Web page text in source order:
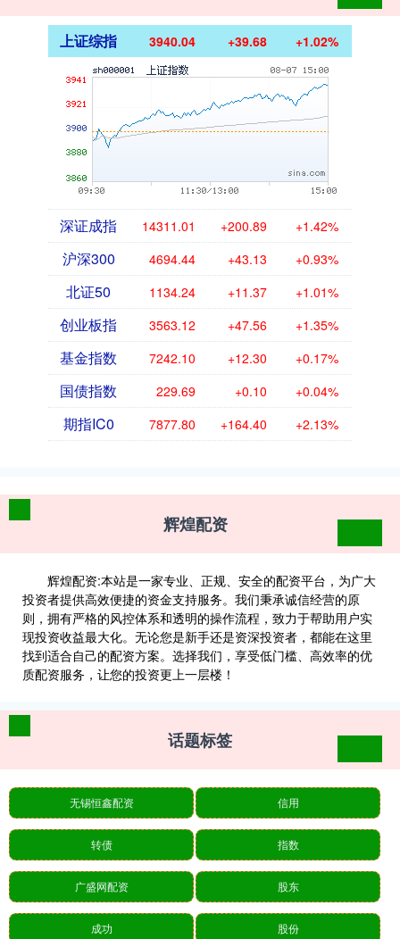
上证综指 3940.04 +39.68 +1.02%
深证成指 14311.01 +200.89 +1.42%
沪深300 4694.44 +43.13 +0.93%
北证50 1134.24 +11.37 +1.01%
创业板指 3563.12 +47.56 +1.35%
基金指数 7242.10 +12.30 +0.17%
国债指数 229.69 +0.10 +0.04%
期指IC0 7877.80 +164.40 +2.13%
辉煌配资
辉煌配资:本站是一家专业、正规、安全的配资平台，为广大
投资者提供高效便捷的资金支持服务。我们秉承诚信经营的原
则，拥有严格的风控体系和透明的操作流程，致力于帮助用户实
现投资收益最大化。无论您是新手还是资深投资者，都能在这里
找到适合自己的配资方案。选择我们，享受低门槛、高效率的优
质配资服务，让您的投资更上一层楼！
话题标签
无锡恒鑫配资 信用
转债 指数
广盛网配资 股东
成功 股份